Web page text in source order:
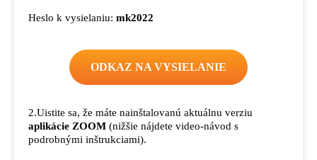
Heslo k vysielaniu: mk2022
ODKAZ NA VYSIELANIE
2.Uistite sa, že máte nainštalovanú aktuálnu verziu
aplikácie ZOOM (nižšie nájdete video-návod s
podrobnými inštrukciami).